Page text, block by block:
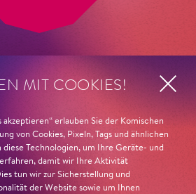
Datenschutz
AGB
Kontakt
MIT COOKIES!
akzeptieren“ erlauben Sie der Komischen
von Cookies, Pixeln, Tags und ähnlichen
Technologien, um Ihre Geräte- und
damit wir Ihre Aktivität
tun wir zur Sicherstellung und
der Website sowie um Ihnen